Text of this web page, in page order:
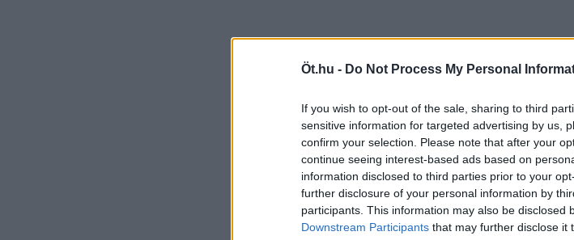
Öt.hu - Do Not Process My Personal
If you wish to opt-out of the sale, sharing to third
sensitive information for targeted advertising by us,
confirm your selection. Please note that after your
continue seeing interest-based ads based on
information disclosed to third parties prior to your
further disclosure of your personal information by
participants. This information may also be disclosed
Downstream Participants that may further disclose it